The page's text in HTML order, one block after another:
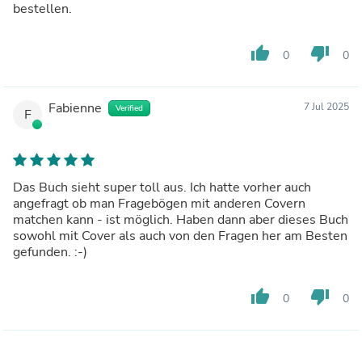
bestellen.
thumb_up 0 thumb_down 0
F Fabienne Verified 7 Jul 2025
Das Buch sieht super toll aus. Ich hatte vorher auch
angefragt ob man Fragebögen mit anderen Covern
matchen kann - ist möglich. Haben dann aber dieses Buch
sowohl mit Cover als auch von den Fragen her am Besten
gefunden. :-)
thumb_up 0 thumb_down 0